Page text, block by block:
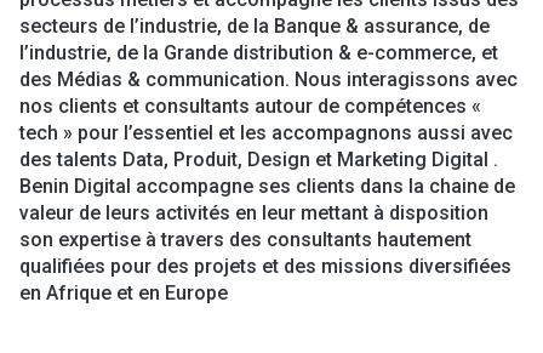
secteurs de l’industrie, de la Banque & assurance, de
l’industrie, de la Grande distribution & e-commerce, et
des Médias & communication. Nous interagissons avec
nos clients et consultants autour de compétences «
tech » pour l’essentiel et les accompagnons aussi avec
des talents Data, Produit, Design et Marketing Digital .
Benin Digital accompagne ses clients dans la chaine de
valeur de leurs activités en leur mettant à disposition
son expertise à travers des consultants hautement
qualifiées pour des projets et des missions diversifiées
en Afrique et en Europe